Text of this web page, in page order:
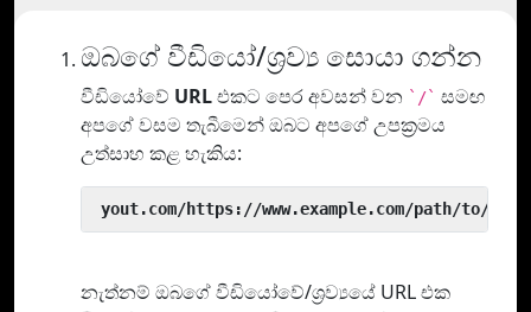
ඔබගේ වීඩියෝ/ශ්‍රව්‍ය සොයා ගන්න
වීඩියෝවේ URLඑකට පෙර අවසන් වන `/` සමඟ
අපගේ වසම තැබීමෙන් ඔබට අපගේ උපක්‍රමය
උත්සාහ කළ හැකිය:
yout.com/https://www.example.com/path/to/
නැත්නම් ඔබගේ වීඩියෝවේ/ශ්‍රව්‍යයේ URL එක